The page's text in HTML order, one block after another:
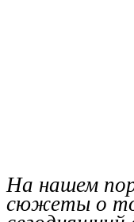
На нашем
сюжеты о